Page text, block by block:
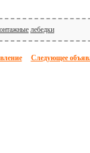
лебедки
Следующее